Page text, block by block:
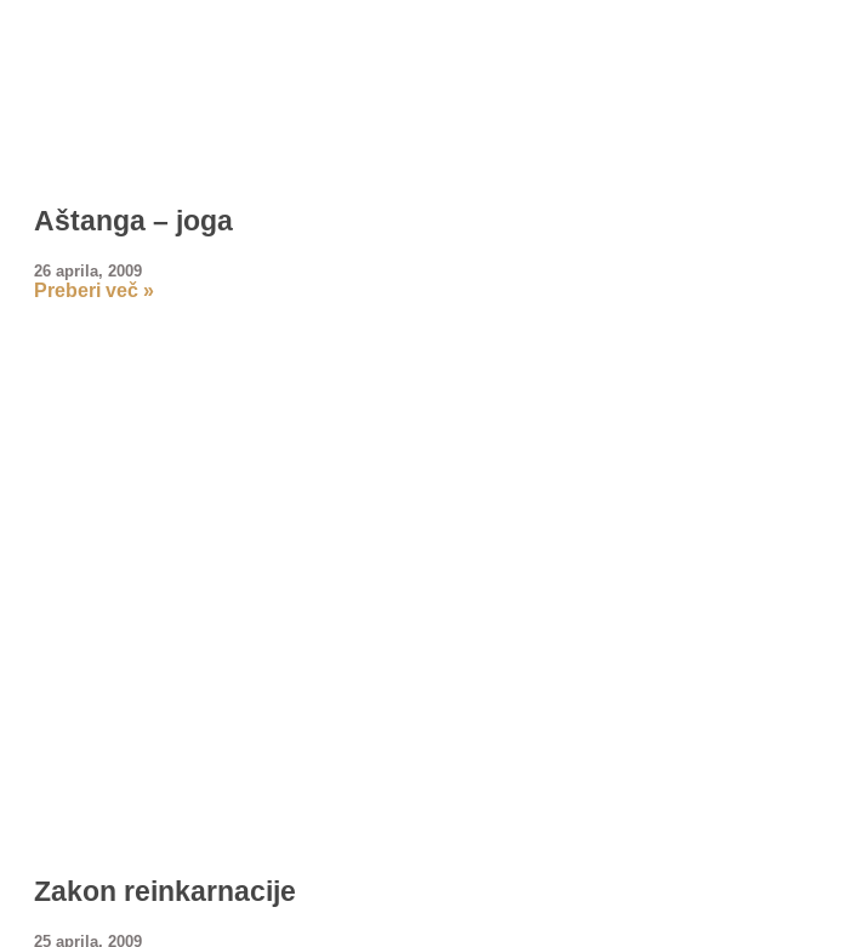
Aštanga – joga
26 aprila, 2009
Preberi več »
Zakon reinkarnacije
25 aprila, 2009